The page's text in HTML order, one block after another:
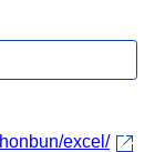
excel/